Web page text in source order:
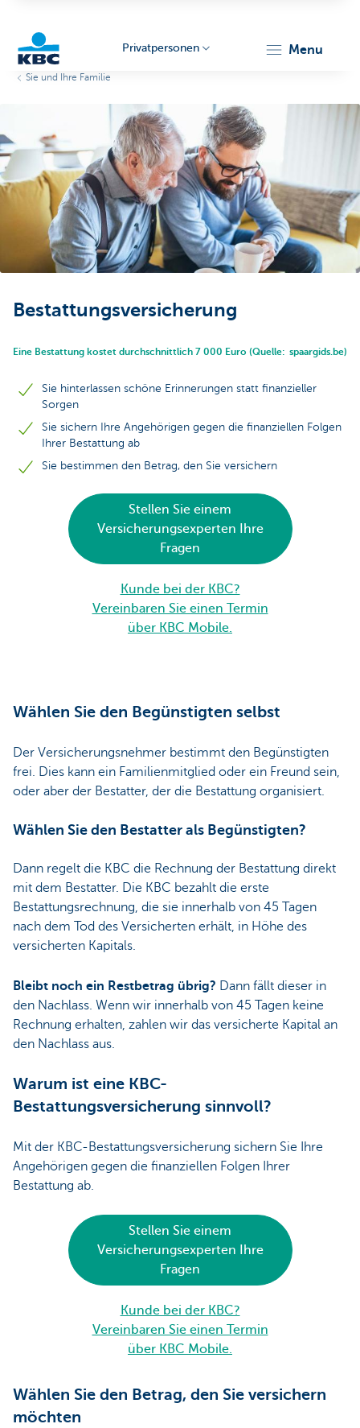
Particulieren
Privatpersonen menu
Sie und Ihre Familie
Bestattungsversicherung
Eine Bestattung kostet durchschnittlich 7 000 Euro (Quelle: spaargids.be)
Sie hinterlassen schöne Erinnerungen statt finanzieller
Sorgen
Sie sichern Ihre Angehörigen gegen die finanziellen Folgen
Ihrer Bestattung ab
Sie bestimmen den Betrag, den Sie versichern
Stellen Sie einem
Versicherungsexperten Ihre
Fragen
Kunde bei der KBC?
Vereinbaren Sie einen Termin
über KBC Mobile.
Wählen Sie den Begünstigten selbst
Der Versicherungsnehmer bestimmt den Begünstigten
frei. Dies kann ein Familienmitglied oder ein Freund sein,
oder aber der Bestatter, der die Bestattung organisiert.
Wählen Sie den Bestatter als Begünstigten?
Dann regelt die KBC die Rechnung der Bestattung direkt
mit dem Bestatter. Die KBC bezahlt die erste
Bestattungsrechnung, die sie innerhalb von 45 Tagen
nach dem Tod des Versicherten erhält, in Höhe des
versicherten Kapitals.
Bleibt noch ein Restbetrag übrig? Dann fällt dieser in
den Nachlass. Wenn wir innerhalb von 45 Tagen keine
Rechnung erhalten, zahlen wir das versicherte Kapital an
den Nachlass aus.
Warum ist eine KBC-
Bestattungsversicherung sinnvoll?
Mit der KBC-Bestattungsversicherung sichern Sie Ihre
Angehörigen gegen die finanziellen Folgen Ihrer
Bestattung ab.
Stellen Sie einem
Versicherungsexperten Ihre
Fragen
Kunde bei der KBC?
Vereinbaren Sie einen Termin
über KBC Mobile.
Wählen Sie den Betrag, den Sie versichern
möchten